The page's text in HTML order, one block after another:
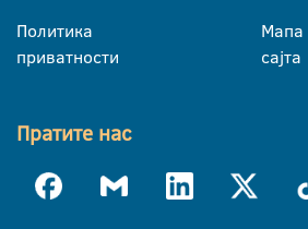
Политика
приватности
Мапа
сајта
Пратите нас